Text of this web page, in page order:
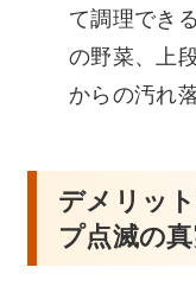
て調理でき
の野菜、上
からの汚れ
デメリッ
プ点滅の